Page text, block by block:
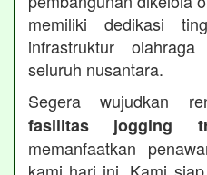
memiliki dedikasi
infrastruktur
seluruh nusantara.
Segera wujudkan
fasilitas jogging
memanfaatkan